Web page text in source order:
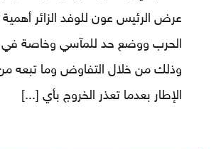
عرض الرئيس عون للوفد الزائر
الحرب ووضع حد للمآسي وخاصة في
وذلك من خلال التفاوض وما تبعه
الإطار بعدما تعذر الخروج بأي [...]